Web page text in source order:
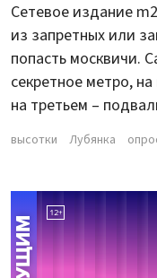
Сетевое издание
из запретных или
попасть москвичи.
секретное метро,
на третьем –
высотки Лубянка